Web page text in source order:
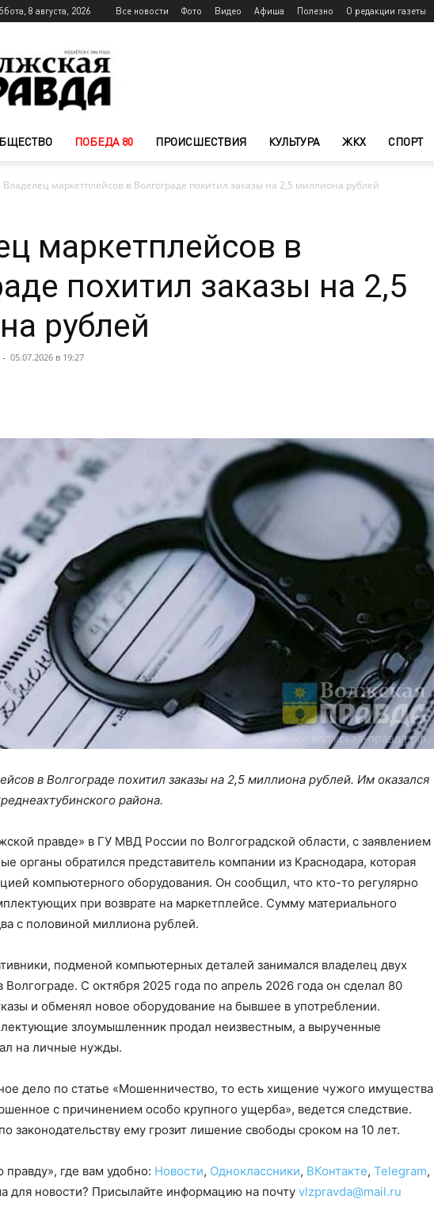
8 августа, 2026 Все новости Фото Видео Афиша Полезно О редакции газеты
Волжского
—
Волжская
ПОБЕДА 80 ПРОИСШЕСТВИЯ КУЛЬТУРА ЖКХ СПОРТ
Владелец маркетплейсов в Волгограде похитил заказы на 2,5 миллиона рублей
маркетплейсов в
похитил заказы на 2,5
рублей
- 05.07.2026 в 19:27
в Волгограде похитил заказы на 2,5 миллиона рублей. Им оказался
района.
правде» в ГУ МВД России по Волгоградской области, с заявлением
органы обратился представитель компании из Краснодара, которая
компьютерного оборудования. Он сообщил, что кто-то регулярно
при возврате на маркетплейсе. Сумму материального
с половиной миллиона рублей.
подменой компьютерных деталей занимался владелец двух
С октября 2025 года по апрель 2026 года он сделал 80
и обменял новое оборудование на бывшее в употреблении.
злоумышленник продал неизвестным, а вырученные
на личные нужды.
дело по статье «Мошенничество, то есть хищение чужого имущества
с причинением особо крупного ущерба», ведется следствие.
законодательству ему грозит лишение свободы сроком на 10 лет.
где вам удобно: Новости, Одноклассники, ВКонтакте, Telegram,
для новости? Присылайте информацию на почту vlzpravda@mail.ru